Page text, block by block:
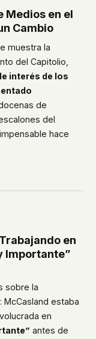
Medios en el
Cambio
muestra la
del Capitolio,
interés de los
de
del
hace
en
Importante”
sobre la
: McCasland estaba
en
antes de